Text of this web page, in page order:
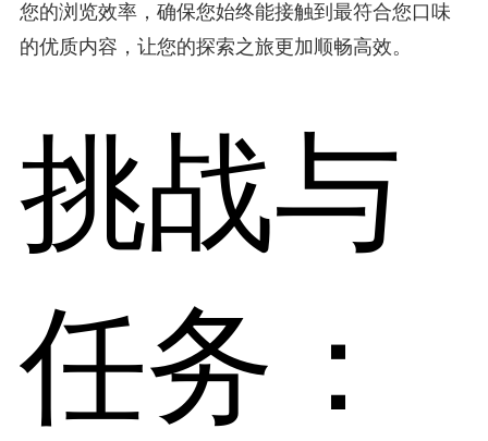
您的浏览效率，确保您始终能接触到最符合您口味
的优质内容，让您的探索之旅更加顺畅高效。
挑战与
任务：